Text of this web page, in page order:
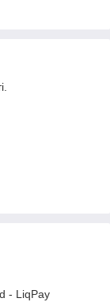
- LiqPay